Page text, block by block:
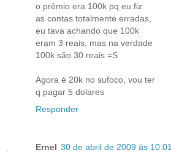
o prêmio era 100k pq eu fiz
as contas totalmente erradas,
eu tava achando que 100k
eram 3 reais, mas na verdade
100k são 30 reais =S
Agora é 20k no sufoco, vou ter
q pagar 5 dolares
Responder
Ernel 30 de abril de 2009 às 10:01